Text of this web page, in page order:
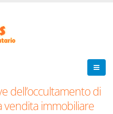
dell’occultamento di
vendita immobiliare